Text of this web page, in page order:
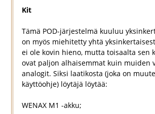
Kit
Tämä POD-järjestelmä kuuluu
on myös miehitetty yhtä
ei ole kovin hieno, mutta toisaalta sen
ovat paljon alhaisemmat kuin muiden
analogit. Siksi laatikosta (joka on
käyttöohje) löytäjä löytää:
WENAX M1 -akku;